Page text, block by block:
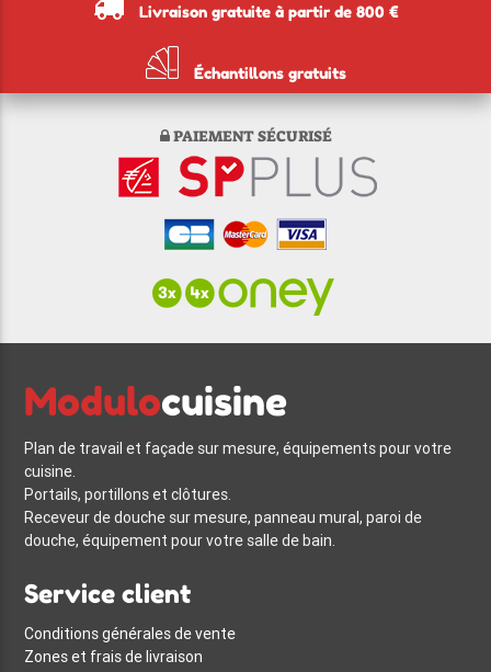
Livraison gratuite à partir de 800 €
Échantillons gratuits
PAIEMENT SÉCURISÉ
Modulocuisine
Plan de travail et façade sur mesure, équipements pour votre
cuisine.
Portails, portillons et clôtures.
Receveur de douche sur mesure, panneau mural, paroi de
douche, équipement pour votre salle de bain.
Service client
Conditions générales de vente
Zones et frais de livraison